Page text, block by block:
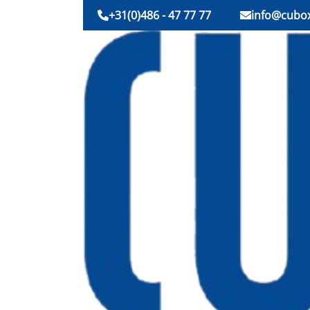
+31(0)486 - 47 77 77